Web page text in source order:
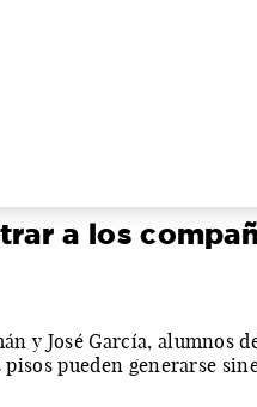
a los
y José García, alumnos
pueden generarse